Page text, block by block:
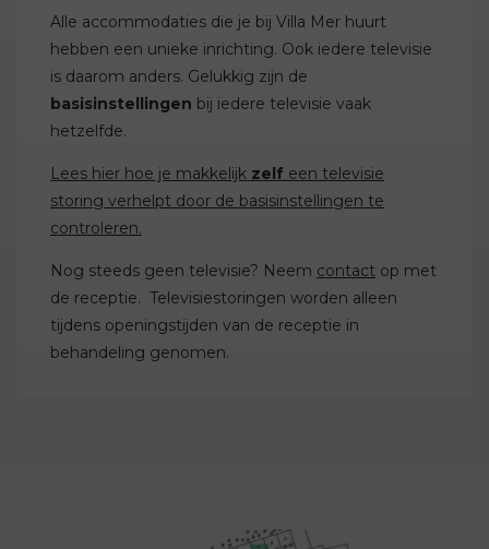
Alle accommodaties die je bij Villa Mer huurt
hebben een unieke inrichting. Ook iedere televisie
is daarom anders. Gelukkig zijn de
basisinstellingen bij iedere televisie vaak
hetzelfde.
Lees hier hoe je makkelijk zelf een televisie
storing verhelpt door de basisinstellingen te
controleren.
Nog steeds geen televisie? Neem contact op met
de receptie. Televisiestoringen worden alleen
tijdens openingstijden van de receptie in
behandeling genomen.